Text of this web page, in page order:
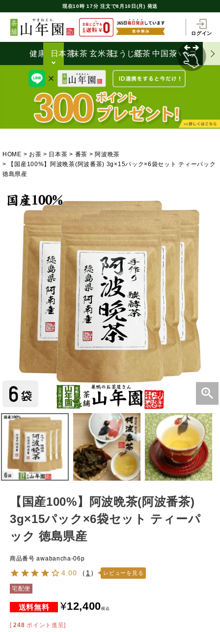
現在10時 17分 注文で8月10日(月) 発送
ログイン
健康茶日本茶抹茶 玄米茶ほうじ茶
紅茶 中国茶ハーブティ
HOME お茶 日本茶 番茶
阿波晩茶
【国産100%】阿波晩茶(阿波番茶) 3g×15パック×6袋セット ティーパック
徳島県産
【国産100%】阿波晩茶(阿波番茶)
3g×15パック×6袋セット ティーパ
ック 徳島県産
商品番号 awabancha-06p
4.00 （ 1 ） レビューを見る
宅配便
¥12,400税込
[ 248 ポイント進呈]